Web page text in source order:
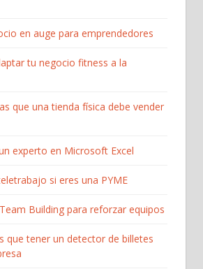
en auge para emprendedores
tu negocio fitness a la
que una tienda física debe vender
experto en Microsoft Excel
si eres una PYME
Building para reforzar equipos
que tener un detector de billetes